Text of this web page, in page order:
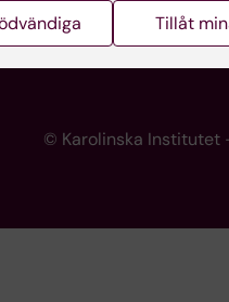
© Karolinska
Tillåt